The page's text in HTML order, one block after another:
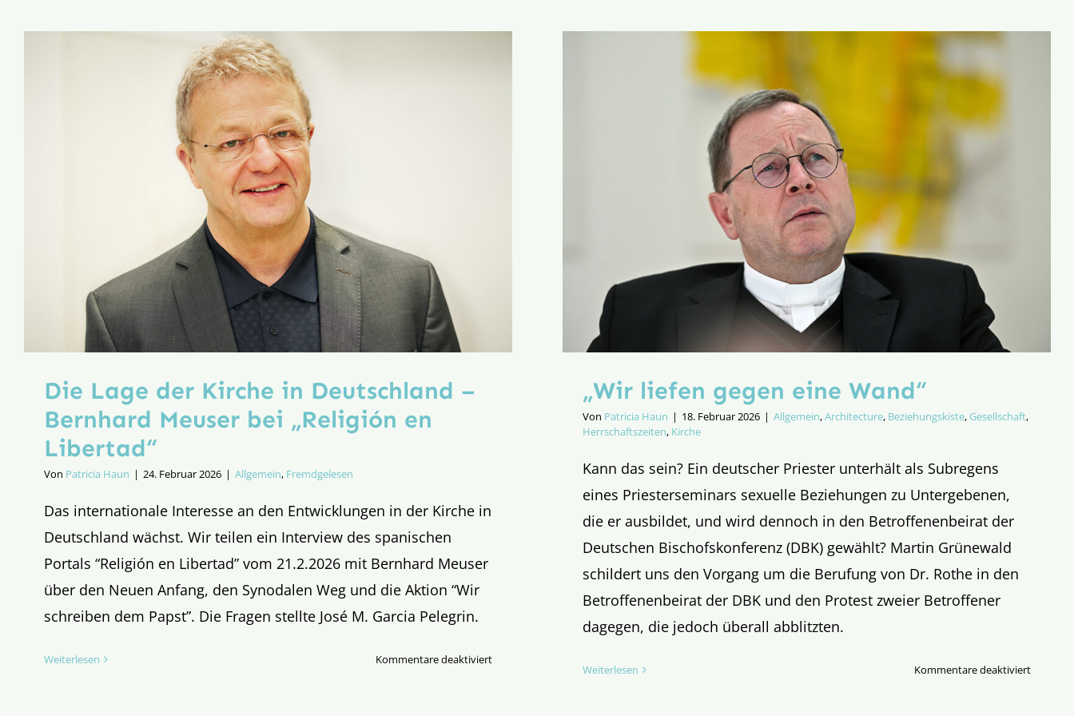
Die Lage der Kirche in Deutschland –
Bernhard Meuser bei „Religión en
Libertad“
Von Patricia Haun | 24. Februar 2026 | Allgemein, Fremdgelesen
Das internationale Interesse an den Entwicklungen in der Kirche in
Deutschland wächst. Wir teilen ein Interview des spanischen
Portals “Religión en Libertad” vom 21.2.2026 mit Bernhard Meuser
über den Neuen Anfang, den Synodalen Weg und die Aktion “Wir
schreiben dem Papst”. Die Fragen stellte José M. Garcia Pelegrin.
Weiterlesen Kommentare deaktiviertfür
„Wir liefen gegen eine Wand“
Von Patricia Haun | 18. Februar 2026 | Allgemein,Architecture, Beziehungskiste,Gesellschaft,
Herrschaftszeiten, Kirche
Kann das sein? Ein deutscher Priester unterhält als Subregens
eines Priesterseminars sexuelle Beziehungen zu Untergebenen,
die er ausbildet, und wird dennoch in den Betroffenenbeirat der
Deutschen Bischofskonferenz (DBK) gewählt? Martin Grünewald
schildert uns den Vorgang um die Berufung von Dr. Rothe in den
Betroffenenbeirat der DBK und den Protest zweier Betroffener
dagegen, die jedoch überall abblitzten.
Weiterlesen Kommentare deaktiviertfür